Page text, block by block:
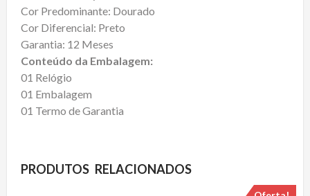
Cor Predominante: Dourado
Cor Diferencial: Preto
Garantia: 12 Meses
Conteúdo da Embalagem:
01 Relógio
01 Embalagem
01 Termo de Garantia
PRODUTOS RELACIONADOS